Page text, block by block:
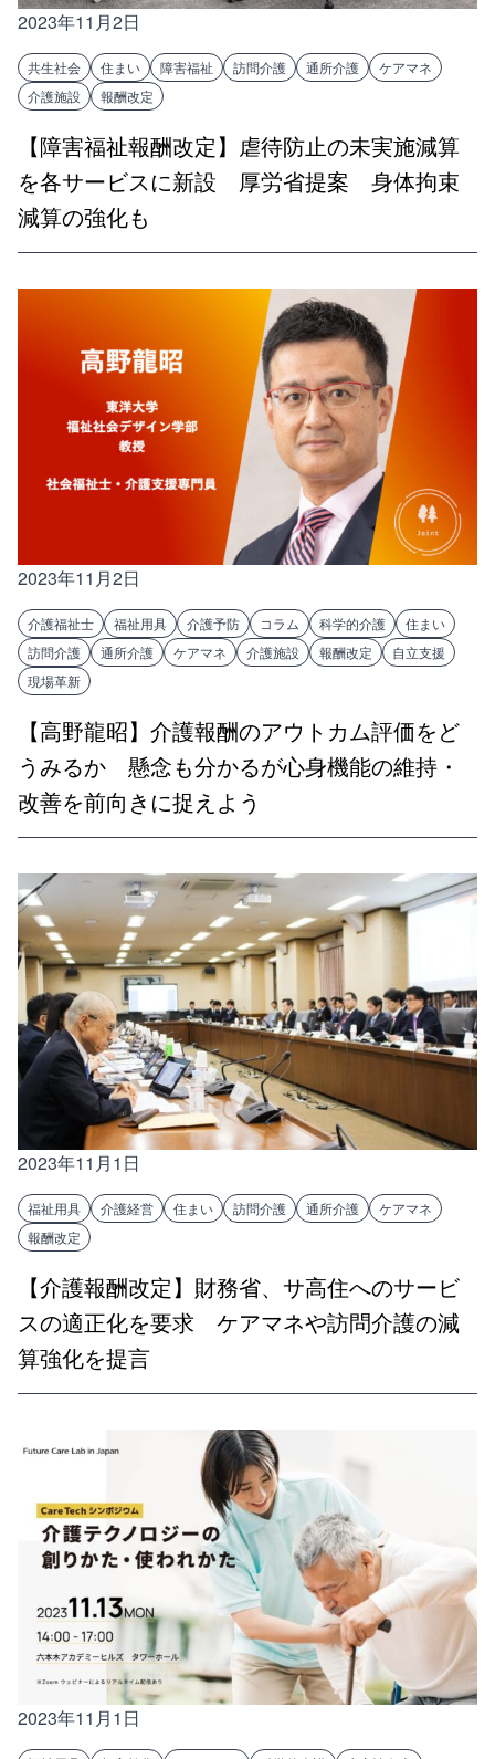
2023年11月2日
共生社会 住まい 障害福祉 訪問介護 通所介護
ケアマネ
介護施設
報酬改定
【障害福祉報酬改定】虐待防止の未実施減算
を各サービスに新設 厚労省提案 身体拘束
減算の強化も
2023年11月2日
介護福祉士 福祉用具 介護予防 コラム 科学的介護
住まい
訪問介護
通所介護 ケアマネ 介護施設 報酬改定
自立支援
現場革新
【高野龍昭】介護報酬のアウトカム評価をど
うみるか 懸念も分かるが心身機能の維持・
改善を前向きに捉えよう
2023年11月1日
福祉用具 介護経営 住まい 訪問介護 通所介護
ケアマネ
報酬改定
【介護報酬改定】財務省、サ高住へのサービ
スの適正化を要求 ケアマネや訪問介護の減
算強化を提言
2023年11月1日